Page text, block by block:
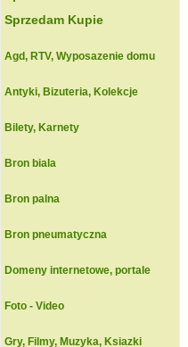
Sprzedam Kupie
Agd, RTV, Wyposazenie domu
Antyki, Bizuteria, Kolekcje
Bilety, Karnety
Bron biala
Bron palna
Bron pneumatyczna
Domeny internetowe, portale
Foto - Video
Gry, Filmy, Muzyka, Ksiazki